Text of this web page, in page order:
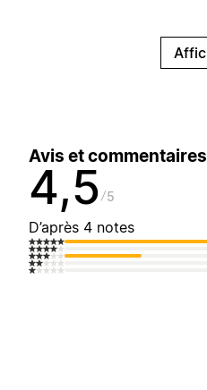
Avis et commentaires
4,5 5
D’après 4 notes